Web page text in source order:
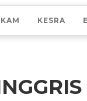
KESRA